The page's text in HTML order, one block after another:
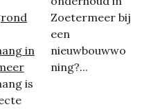
in
is
Zoetermeer bij
een
nieuwbouwwo
ning?...